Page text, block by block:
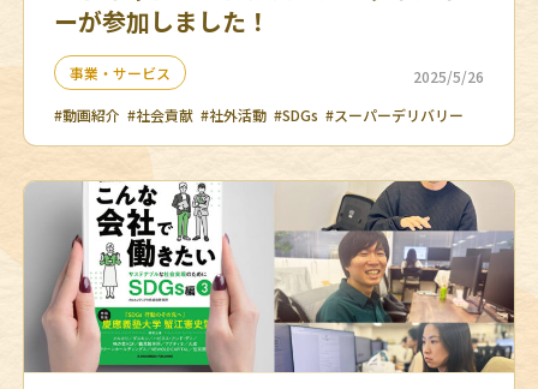
ーが参加しました！
事業・サービス
2025/5/26
#動画紹介 #社会貢献 #社外活動 #SDGs #スーパーデリバリー